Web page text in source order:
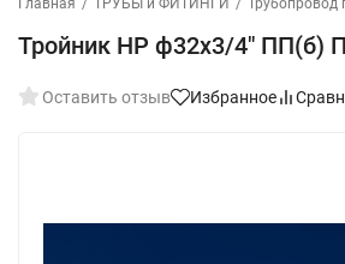
Главная / ТРУБЫ и ФИТИНГИ / Трубопровод
Тройник НР ф32х3/4" ПП(б)
Оставить отзыв Избранное